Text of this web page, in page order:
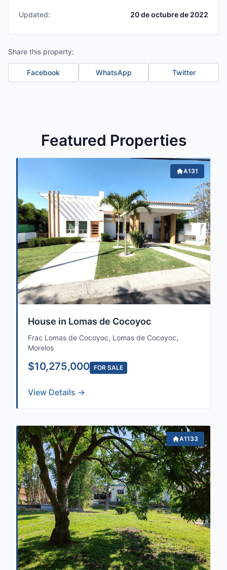
Updated: 20 de octubre de 2022
Share this property:
Facebook WhatsApp Twitter
Featured Properties
A131
House in Lomas de Cocoyoc
Frac Lomas de Cocoyoc, Lomas de Cocoyoc,
Morelos
$10,275,000 FOR SALE
View Details →
A1133